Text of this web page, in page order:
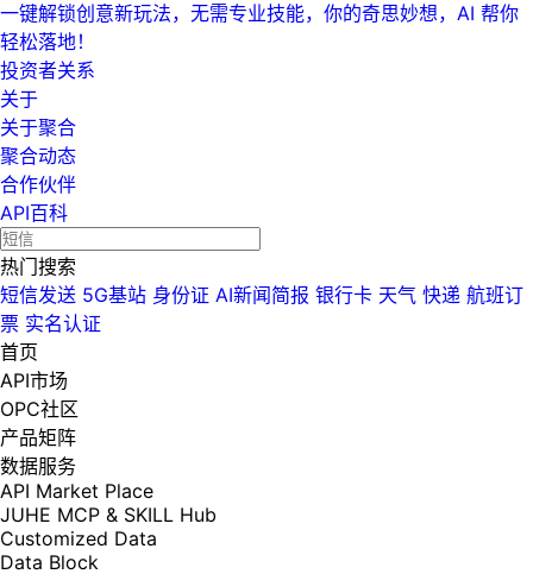
一键解锁创意新玩法，无需专业技能，你的奇思妙想，AI 帮你
轻松落地！
投资者关系
关于
关于聚合
聚合动态
合作伙伴
API百科
热门搜索
短信发送 5G基站 身份证 AI新闻简报 银行卡 天气 快递 航班订
票 实名认证
首页
API市场
OPC社区
产品矩阵
数据服务
API Market Place
JUHE MCP & SKILL Hub
Customized Data
Data Block